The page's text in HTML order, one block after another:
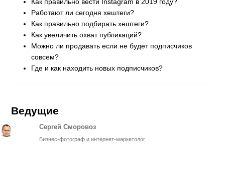
Работают ли сегодня хештеги?
Как правильно подбирать хештеги?
Как увеличить охват публикаций?
Можно ли продавать если не будет подписчиков
совсем?
Где и как находить новых подписчиков?
Ведущие
Сергей Сморовоз
Бизнес-фотограф и интернет-маркетолог